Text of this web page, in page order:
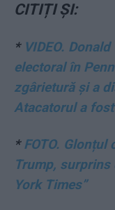
CITIȚI ȘI:
* VIDEO.
electoral în
zgârietură și a
Atacatorul a
*FOTO. Glonțul
Trump, surprins
York Times”